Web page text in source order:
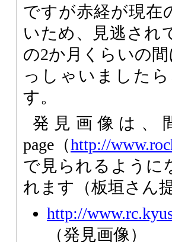
ですが赤経が現在
いため、見逃され
の2か月くらいの
っしゃいました
す。
発見画像は、
page（http://
で見られるように
れます（板垣さん
http://
（発見画像）